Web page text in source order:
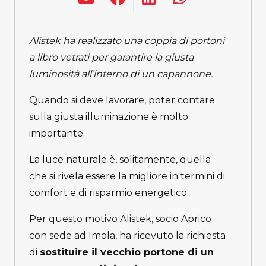
Alistek ha realizzato una coppia di portoni
a libro vetrati per garantire la giusta
luminosità all’interno di un capannone.
Quando si deve lavorare, poter contare
sulla giusta illuminazione è molto
importante.
La luce naturale è, solitamente, quella
che si rivela essere la migliore in termini di
comfort e di risparmio energetico.
Per questo motivo Alistek, socio Aprico
con sede ad Imola, ha ricevuto la richiesta
di sostituire il vecchio portone di un